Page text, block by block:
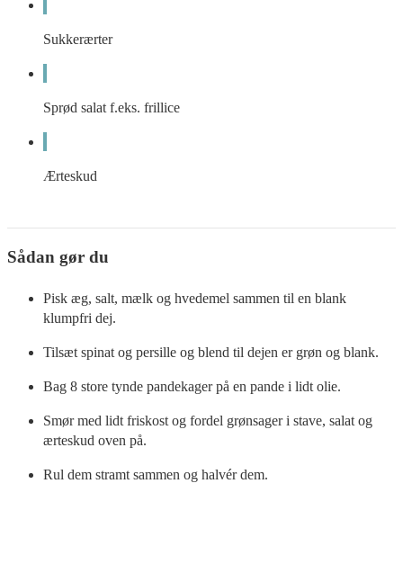
Sukkerærter
Sprød salat f.eks. frillice
Ærteskud
Sådan gør du
Pisk æg, salt, mælk og hvedemel sammen til en blank
klumpfri dej.
Tilsæt spinat og persille og blend til dejen er grøn og blank.
Bag 8 store tynde pandekager på en pande i lidt olie.
Smør med lidt friskost og fordel grønsager i stave, salat og
ærteskud oven på.
Rul dem stramt sammen og halvér dem.